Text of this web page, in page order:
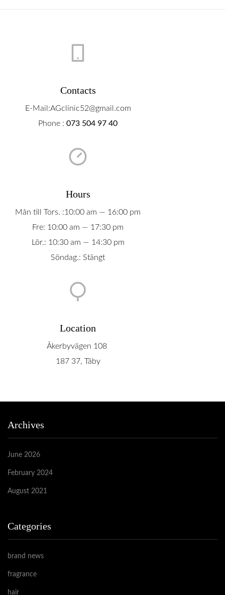
Contacts
E-Mail:AGclinic52@gmail.com
Phone : 073 504 97 40
Hours
Mån till Tors. :10:00 am — 16:00 pm
Fre: 10:00 am — 17:30 pm
Lör.: 10:30 am — 14:30 pm
Söndag.: Stängt
Location
Åkerbyvägen 108
187 37, Täby
Archives
June 2026
February 2024
August 2021
Categories
brand news
fragrance
hair